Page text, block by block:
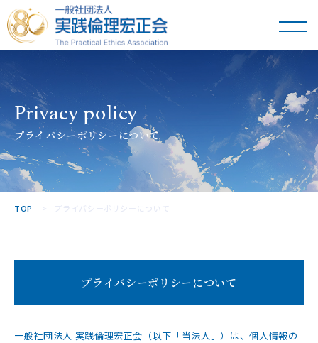
一般社団法人
実践倫理宏正会
Privacy policy
プライバシーポリシーについて
TOP プライバシーポリシーについて
プライバシーポリシーについて
一般社団法人 実践倫理宏正会（以下「当法人」）は、個人情報の